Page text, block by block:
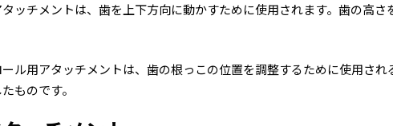
ッチメントは、歯を上下方向に動かすために使用されます。歯の高さ
ル用アタッチメントは、歯の根っこの位置を調整するために使用され
ものです。